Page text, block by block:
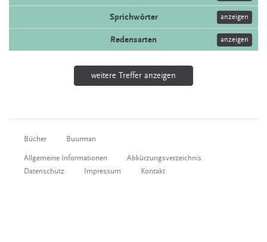
Sprichwörter anzeigen
Redensarten anzeigen
weitere Treffer anzeigen
Bücher Buurman
Allgemeine Informationen
Abkürzungsverzeichnis
Datenschutz
Impressum Kontakt